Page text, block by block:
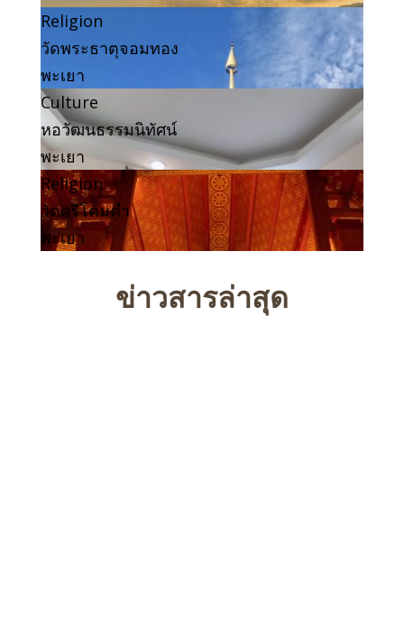
Religion
วัดพระธาตุจอมทอง
พะเยา
Culture
หอวัฒนธรรมนิทัศน์
พะเยา
Religion
วัดศรีโคมคำ
พะเยา
ข่าวสารล่าสุด